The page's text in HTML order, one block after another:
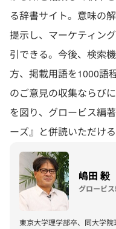
る辞書サイト。意味の
提示し、マーケティン
引できる。今後、検索
方、掲載用語を1000語
のご意見の収集ならび
を図り、グロービス編
ーズ』と併読いただけ
嶋田 毅
グロービ
東京大学理学部卒、同大学